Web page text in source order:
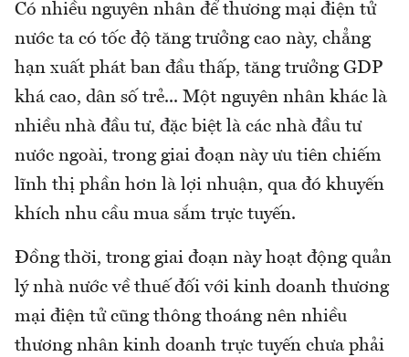
Có nhiều nguyên nhân để thương mại điện tử
nước ta có tốc độ tăng trưởng cao này, chẳng
hạn xuất phát ban đầu thấp, tăng trưởng GDP
khá cao, dân số trẻ... Một nguyên nhân khác là
nhiều nhà đầu tư, đặc biệt là các nhà đầu tư
nước ngoài, trong giai đoạn này ưu tiên chiếm
lĩnh thị phần hơn là lợi nhuận, qua đó khuyến
khích nhu cầu mua sắm trực tuyến.
Đồng thời, trong giai đoạn này hoạt động quản
lý nhà nước về thuế đối với kinh doanh thương
mại điện tử cũng thông thoáng nên nhiều
thương nhân kinh doanh trực tuyến chưa phải